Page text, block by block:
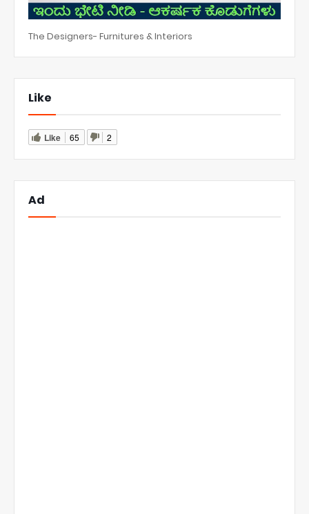
The Designers- Furnitures & Interiors
Like
Like 65 2
Ad